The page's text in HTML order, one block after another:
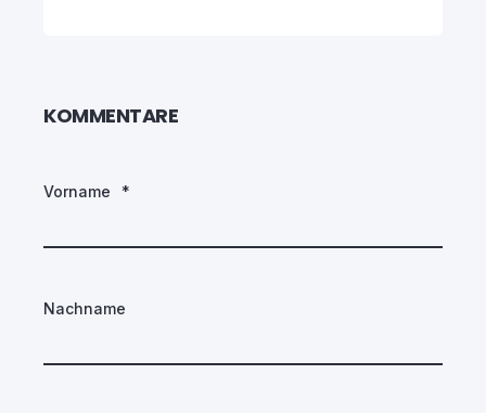
KOMMENTARE
Vorname *
Nachname